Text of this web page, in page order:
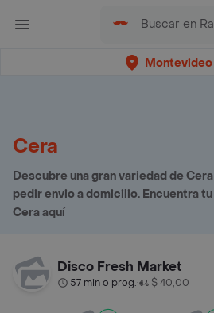
Montevideo
Cera
Descubre una gran variedad de
pedir envio a domicilio. Encuentra
Cera aquí
Disco Fresh Market
57 min o prog.• $ 40,00